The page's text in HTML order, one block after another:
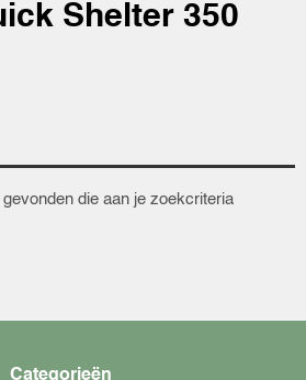
Shelter 350
die aan je zoekcriteria
Categorieën